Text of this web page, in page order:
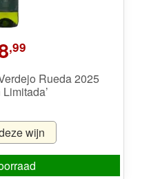
,99
Rueda 2025
Limitada’
wijn